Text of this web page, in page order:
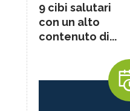
9 cibi salutari
con un alto
contenuto di...